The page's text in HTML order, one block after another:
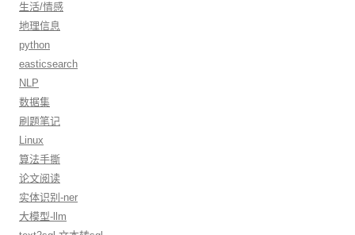
生活/情感
地理信息
python
easticsearch
NLP
数据集
刷题笔记
Linux
算法手撕
论文阅读
实体识别-ner
大模型-llm